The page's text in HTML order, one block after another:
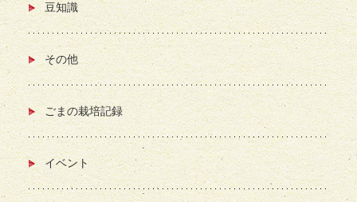
豆知識
その他
ごまの栽培記録
イベント